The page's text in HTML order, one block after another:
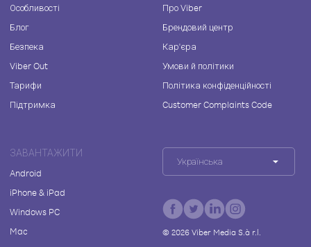
Особливості
Блог
Безпека
Viber Out
Тарифи
Підтримка
Про Viber
Брендовий центр
Кар'єра
Умови й політики
Політика конфіденційності
Customer Complaints Code
ЗАВАНТАЖИТИ
Android
iPhone & iPad
Windows PC
Mac
Українська
© 2026Viber Media S.à r.l.